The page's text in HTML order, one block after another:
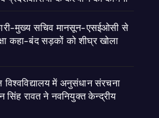
मुख्य सचिव मानसून-एसईओसी से
कहा-बंद सड़कों को शीघ्र खोला
में अनुसंधान संरचना
सिंह रावत ने नवनियुक्त केन्द्रीय